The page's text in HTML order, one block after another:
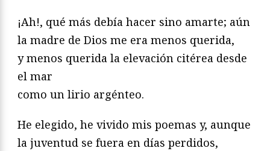
¡Ah!, qué más debía hacer sino amarte; aún
la madre de Dios me era menos querida,
y menos querida la elevación citérea desde
el mar
como un lirio argénteo.
He elegido, he vivido mis poemas y, aunque
la juventud se fuera en días perdidos,